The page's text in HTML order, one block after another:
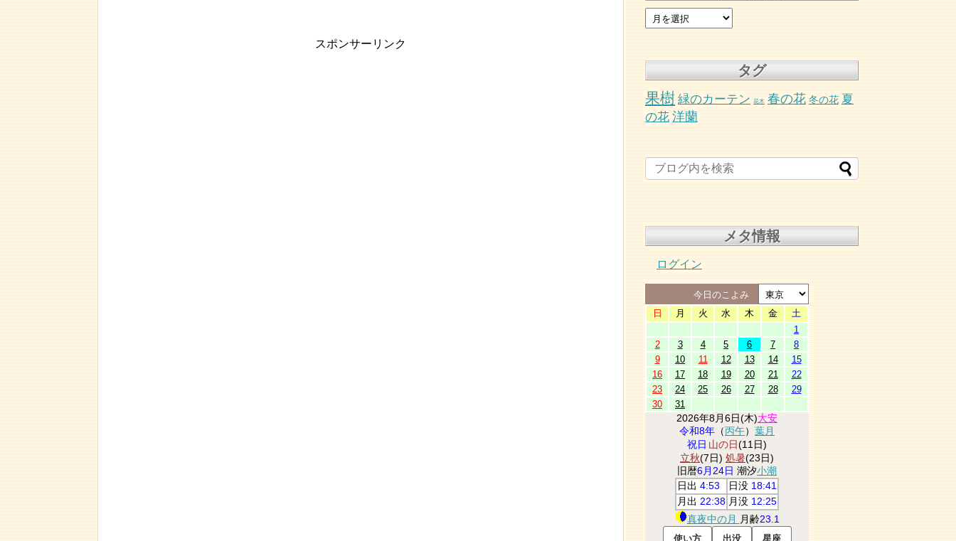
スポンサーリンク
タグ
果樹 緑のカーテン 花木 春の花 冬の花 夏
の花 洋蘭
メタ情報
ログイン
今日のこよみ
日
月 火 水 木 金
土
1
2
3 4 5 6 7
8
9
10 11 12 13 14
15
16
17 18 19 20 21
22
23
24 25 26 27 28
29
30
31
2026年8月6日(木)大安
令和8年 （丙午） 葉月
祝日 山の日(11日)
立秋(7日) 処暑(23日)
旧暦6月24日 潮汐小潮
日出 4:53 日没 18:41
月出 22:38 月没 12:25
真夜中の月 月齢23.1